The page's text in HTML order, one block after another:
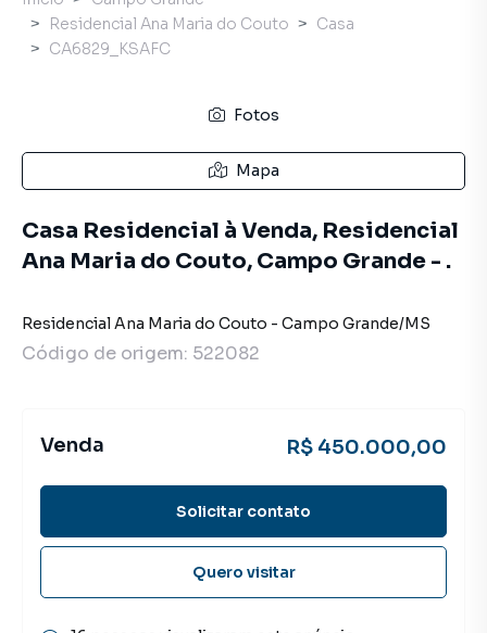
Residencial Ana Maria do Couto
Casa
CA6829_KSAFC
Fotos
Mapa
Casa Residencial à Venda, Residencial
Ana Maria do Couto, Campo Grande - .
Residencial Ana Maria do Couto - Campo Grande/MS
Código de origem: 522082
Venda R$ 450.000,00
Solicitar contato
Quero visitar